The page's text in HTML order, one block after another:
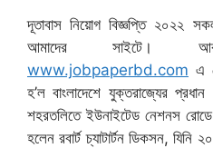
দূতাবাস নিয়োগ বিজ্ঞপ্তি ২০২২
আমাদের সাইটে।
www.jobpaperbd.com এ
হ’ল বাংলাদেশে যুক্তরাজ্যের
শহরতলিতে ইউনাইটেড নেশনস
হলেন রবার্ট চ্যাটার্টন ডিকসন, যিনি